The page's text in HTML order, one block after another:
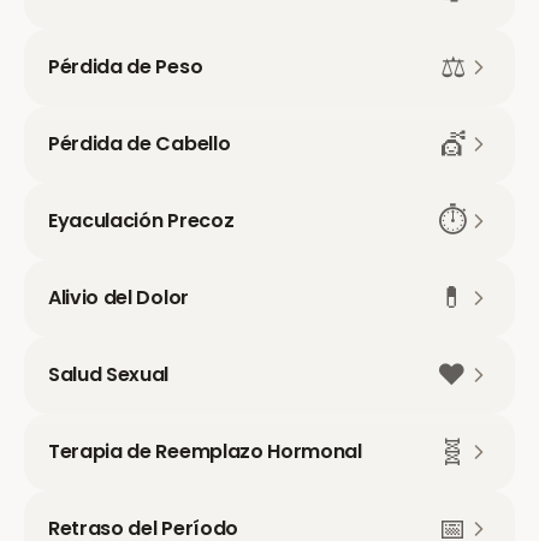
Pérdida de Peso ⚖️
Pérdida de Cabello 💇
Eyaculación Precoz ⏱️
Alivio del Dolor 💊
Salud Sexual ❤️
Terapia de Reemplazo Hormonal 🧬
Retraso del Período 📅